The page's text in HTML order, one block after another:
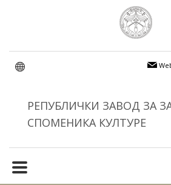
РЕПУБЛИЧКИ ЗАВОД ЗА
СПОМЕНИКА КУЛТУРЕ